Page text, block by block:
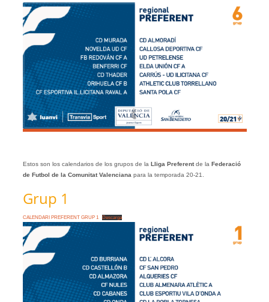
Estos son los calendarios de los grupos de la Lliga Preferentde la Federació
de Futbol de la Comunitat Valenciana para la temporada 20-21.
Grup 1
CALENDARI PREFERENT GRUP 1 Descarga